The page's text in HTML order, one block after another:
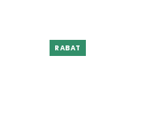
RABAT